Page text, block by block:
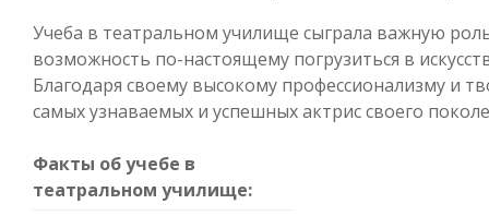
Учеба в театральном училище сыграла важную
возможность по-настоящему погрузиться в
Благодаря своему высокому профессионализму и
самых узнаваемых и успешных актрис своего
Факты об учебе в
театральном училище: